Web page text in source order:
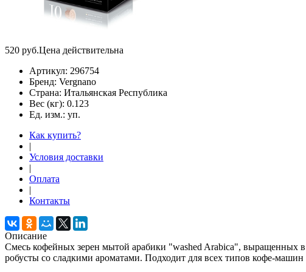
520 руб.Цена действительна
Артикул: 296754
Бренд: Vergnano
Страна: Итальянская Республика
Вес (кг): 0.123
Ед. изм.: уп.
Как купить?
|
Условия доставки
|
Оплата
|
Контакты
Описание
Смесь кофейных зерен мытой арабики "washed Arabica", выращенных
робусты со сладкими ароматами. Подходит для всех типов кофе-машин